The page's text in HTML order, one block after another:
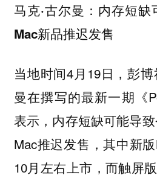
马克·古尔曼：内存短
Mac新品推迟发售
当地时间4月19日，彭
曼在撰写的最新一期《
表示，内存短缺可能导
Mac推迟发售，其中新
10月左右上市，而触屏